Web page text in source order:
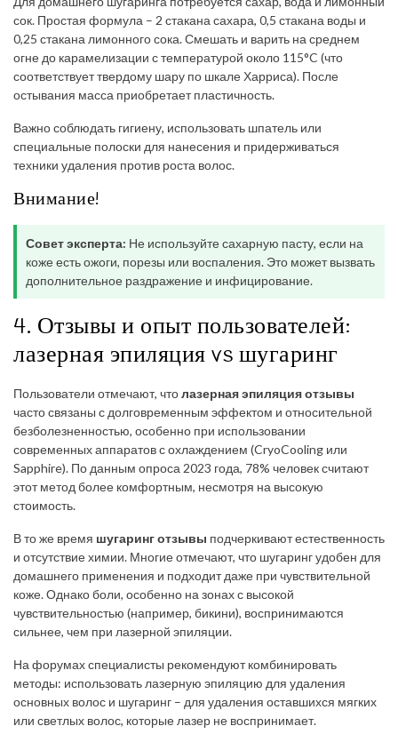
сок. Простая формула – 2 стакана сахара, 0,5 стакана воды и
0,25 стакана лимонного сока. Смешать и варить на среднем
огне до карамелизации с температурой около 115°C (что
соответствует твердому шару по шкале Харриса). После
остывания масса приобретает пластичность.
Важно соблюдать гигиену, использовать шпатель или
специальные полоски для нанесения и придерживаться
техники удаления против роста волос.
Внимание!
Совет эксперта: Не используйте сахарную пасту, если на
коже есть ожоги, порезы или воспаления. Это может вызвать
дополнительное раздражение и инфицирование.
4. Отзывы и опыт пользователей:
лазерная эпиляция vs шугаринг
Пользователи отмечают, чтолазерная эпиляция отзывы
часто связаны с долговременным эффектом и относительной
безболезненностью, особенно при использовании
современных аппаратов с охлаждением (CryoCooling или
Sapphire). По данным опроса 2023 года, 78% человек считают
этот метод более комфортным, несмотря на высокую
стоимость.
В то же время шугаринг отзывы подчеркивают естественность
и отсутствие химии. Многие отмечают, что шугаринг удобен для
домашнего применения и подходит даже при чувствительной
коже. Однако боли, особенно на зонах с высокой
чувствительностью (например, бикини), воспринимаются
сильнее, чем при лазерной эпиляции.
На форумах специалисты рекомендуют комбинировать
методы: использовать лазерную эпиляцию для удаления
основных волос и шугаринг – для удаления оставшихся мягких
или светлых волос, которые лазер не воспринимает.